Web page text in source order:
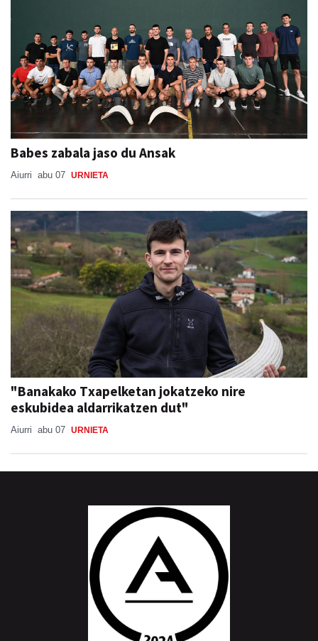
Babes zabala jaso du Ansak
Aiurri abu 07 URNIETA
"Banakako Txapelketan jokatzeko nire
eskubidea aldarrikatzen dut"
Aiurri abu 07 URNIETA